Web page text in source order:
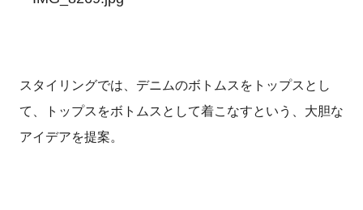
スタイリングでは、デニムのボトムスをトップスとし
て、トップスをボトムスとして着こなすという、大胆な
アイデアを提案。